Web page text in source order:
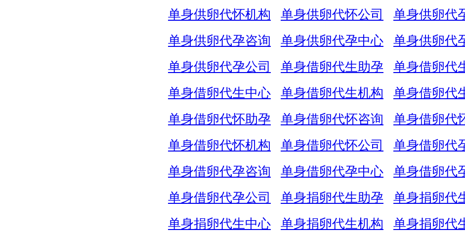
单身供卵代怀机构
单身供卵代怀公司
单身供卵代
单身供卵代孕咨询
单身供卵代孕中心
单身供卵代
单身供卵代孕公司
单身借卵代生助孕
单身借卵代
单身借卵代生中心
单身借卵代生机构
单身借卵代
单身借卵代怀助孕
单身借卵代怀咨询
单身借卵代
单身借卵代怀机构
单身借卵代怀公司
单身借卵代
单身借卵代孕咨询
单身借卵代孕中心
单身借卵代
单身借卵代孕公司
单身捐卵代生助孕
单身捐卵代
单身捐卵代生中心
单身捐卵代生机构
单身捐卵代